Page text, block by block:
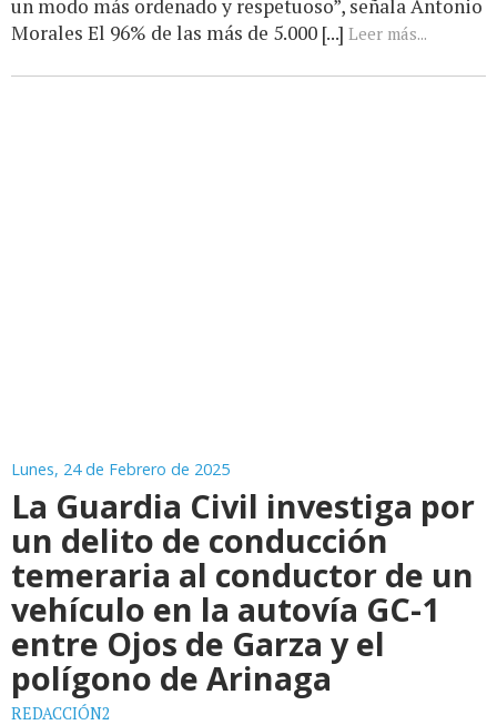
un modo más ordenado y respetuoso”, señala Antonio
Morales El 96% de las más de 5.000 [...] Leer más...
Lunes, 24 de Febrero de 2025
La Guardia Civil investiga por
un delito de conducción
temeraria al conductor de un
vehículo en la autovía GC-1
entre Ojos de Garza y el
polígono de Arinaga
REDACCIÓN2